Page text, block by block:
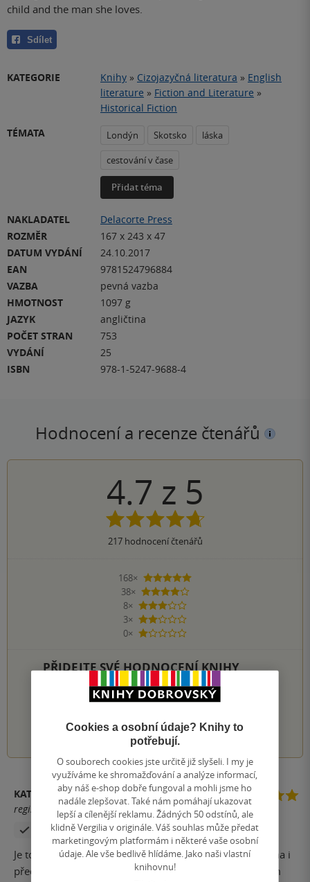
child and the man she loves.
Sdílet
KATEGORIE Knihy » Cizojazyčná literatura » English
literature » Fiction and Literature »
Historical Fiction
TÉMATA
Londýn Skotsko
láska
cestování v čase
Přidat téma
NAKLADATEL
Delacorte Press
ROZMĚR
167 x 243 x 47
DATUM VYDÁNÍ
24.10.2017
EAN
9781524796884
VAZBA
pevná vazba
HMOTNOST
1097 g
JAZYK
angličtina
POČET STRAN
753
VYDÁNÍ
25
ISBN
978-1-5247-9688-4
Hodnocení a recenze čtenářů
4.7 z 5
217hodnocení čtenářů
168×
5 hvězdiček
38×
4 hvězdičky
8×
3 hvězdičky
3×
2 hvězdičky
0×
1 hvezdička
PŘIDEJTE SVÉ HODNOCENÍ KNIHY
Hodnocení našich knihkupců: 0.0 z 5
1 2 3 4 5
KATKA S.
registrovaný uživatel
Zakoupil produkt
Je to moje krevní skupina. Mám ráda fantasy a tato kniha i
předchozí splnili moje očekávání. Mohu doporučit všem
Cookies a osobní údaje? Knihy to
potřebují.
O souborech cookies jste určitě již slyšeli. I my je
využíváme ke shromažďování a analýze informací,
aby náš e-shop dobře fungoval a mohli jsme ho
nadále zlepšovat. Také nám pomáhají ukazovat
lepší a cílenější reklamu. Žádných 50 odstínů, ale
klidně Vergilia v originále. Váš souhlas může předat
marketingovým platformám i některé vaše osobní
údaje. Ale vše bedlivě hlídáme. Jako naši vlastní
knihovnu!